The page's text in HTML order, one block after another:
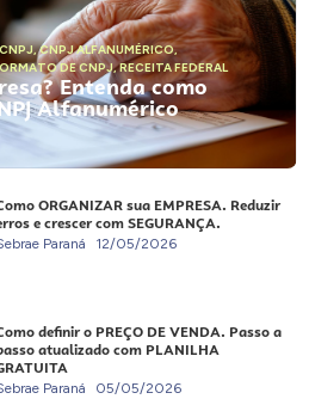
,CNPJ ALFANUMÉRICO,
DE CNPJ,RECEITA FEDERAL
Entenda como
Alfanumérico
ORGANIZAR sua EMPRESA. Reduzir
e crescer com SEGURANÇA.
Paraná 12/05/2026
definir o PREÇO DE VENDA. Passo a
atualizado com PLANILHA
Paraná 05/05/2026